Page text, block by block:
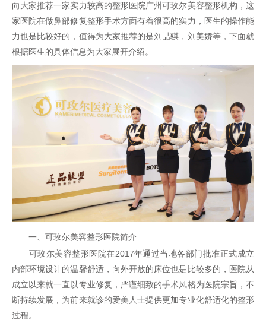
向大家推荐一家实力较高的整形医院广州可玫尔美容整形机构，这
家医院在做鼻部修复整形手术方面有着很高的实力，医生的操作能
力也是比较好的，值得为大家推荐的是刘喆骐，刘美娇等，下面就
根据医生的具体信息为大家展开介绍。
一、可玫尔美容整形医院简介
可玫尔美容整形医院在2017年通过当地各部门批准正式成立
内部环境设计的温馨舒适，向外开放的床位也是比较多的，医院从
成立以来就一直以专业修复，严谨细致的手术风格为医院宗旨，不
断持续发展，为前来就诊的爱美人士提供更加专业化舒适化的整形
过程。